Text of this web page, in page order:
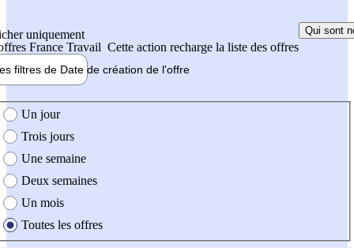
uniquement
France Travail Cette action recharge la liste des offres
Qui sont
filtres de Date de création de l'offre
création de l'offre
Un jour
Trois jours
Une semaine
Deux semaines
Un mois
Toutes les offres